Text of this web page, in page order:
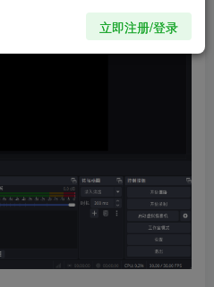
立即注册/登录